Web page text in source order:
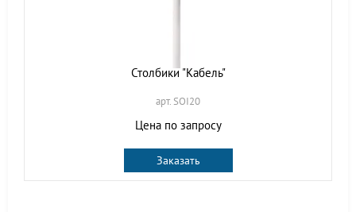
Столбики "Кабель"
арт. SOI20
Цена по запросу
Заказать